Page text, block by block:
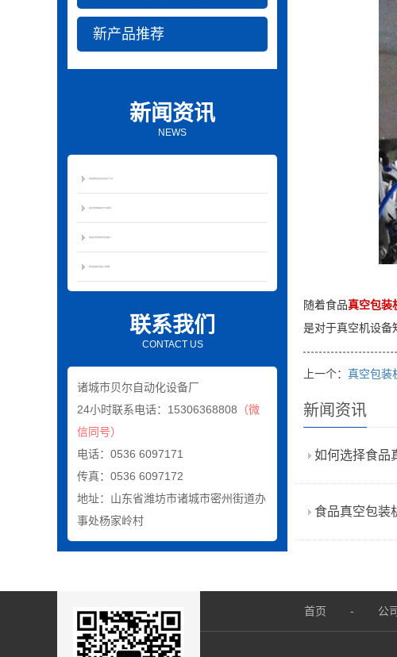
新产品推荐
新闻资讯
NEWS
联系我们
CONTACT US
诸城市贝尔自动化设备厂
24小时联系电话：15306368808 （微
信同号）
电话：0536 6097171
传真：0536 6097172
地址：山东省潍坊市诸城市密州街道办
事处杨家岭村
随着食品真空包装
是对于真空机设备
上一个： 真空包装
新闻资讯
如何选择食品
食品真空包装
首页 - 公